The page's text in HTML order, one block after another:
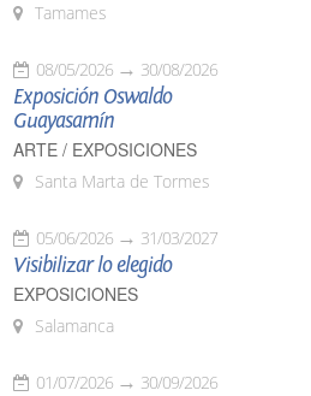
Tamames
08/05/2026 30/08/2026
Exposición Oswaldo
Guayasamín
ARTE / EXPOSICIONES
Santa Marta de Tormes
05/06/2026 31/03/2027
Visibilizar lo elegido
EXPOSICIONES
Salamanca
01/07/2026 30/09/2026